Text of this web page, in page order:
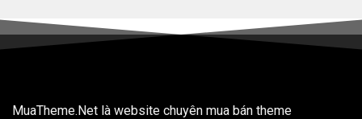
MuaTheme.Net là website chuyên mua bán theme